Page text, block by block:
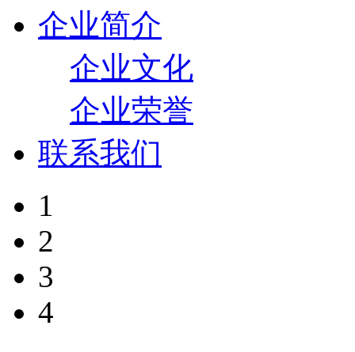
企业简介
企业文化
企业荣誉
联系我们
1
2
3
4